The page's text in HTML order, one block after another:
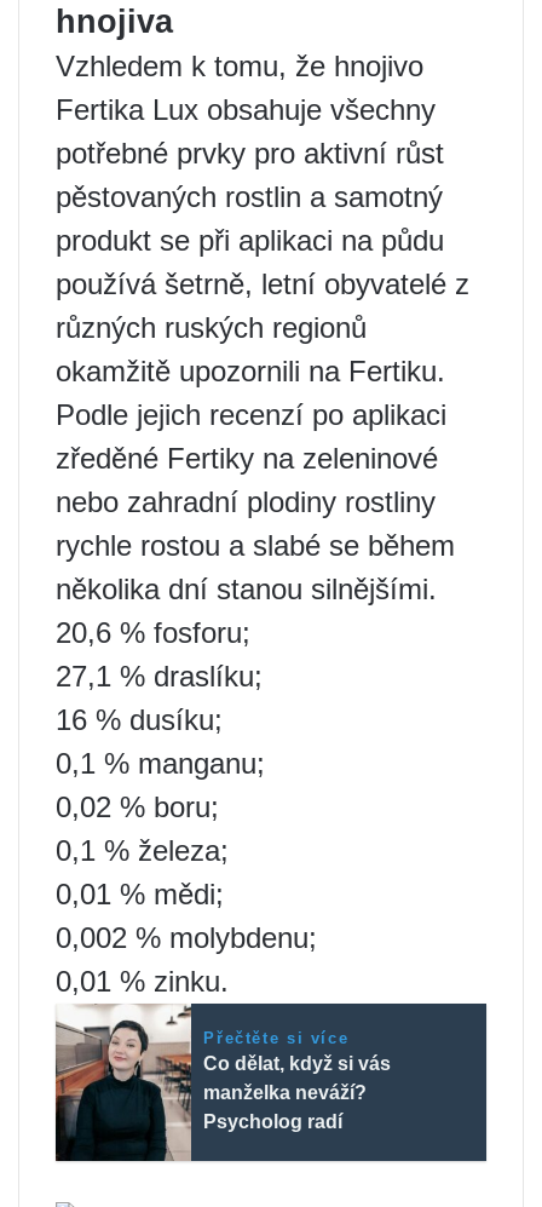
hnojiva
Vzhledem k tomu, že hnojivo
Fertika Lux obsahuje všechny
potřebné prvky pro aktivní růst
pěstovaných rostlin a samotný
produkt se při aplikaci na půdu
používá šetrně, letní obyvatelé z
různých ruských regionů
okamžitě upozornili na Fertiku.
Podle jejich recenzí po aplikaci
zředěné Fertiky na zeleninové
nebo zahradní plodiny rostliny
rychle rostou a slabé se během
několika dní stanou silnějšími.
20,6 % fosforu;
27,1 % draslíku;
16 % dusíku;
0,1 % manganu;
0,02 % boru;
0,1 % železa;
0,01 % mědi;
0,002 % molybdenu;
0,01 % zinku.
Přečtěte si více
Co dělat, když si vás
manželka neváží?
Psycholog radí